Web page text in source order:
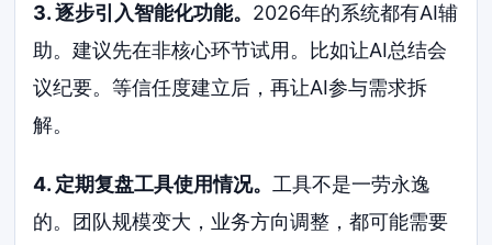
3. 逐步引入智能化功能。 2026年的系统都有AI辅
助。建议先在非核心环节试用。比如让AI总结会
议纪要。等信任度建立后，再让AI参与需求拆
解。
4. 定期复盘工具使用情况。 工具不是一劳永逸
的。团队规模变大，业务方向调整，都可能需要